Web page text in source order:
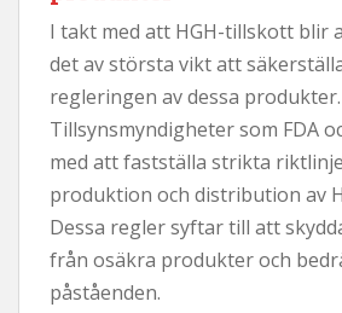
I takt med att HGH-tillskott blir
det av största vikt att
regleringen av dessa produkter.
Tillsynsmyndigheter som FDA
med att fastställa strikta
produktion och distribution av
Dessa regler syftar till att
från osäkra produkter och
påståenden.